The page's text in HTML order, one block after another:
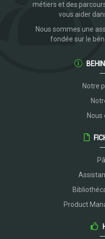
métiers et des
vous aider
Nous sommes une
fondée sur le
Notre
Product